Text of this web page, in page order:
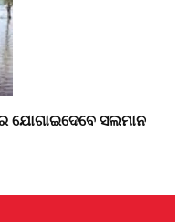
ଯୋଗାଇଦେବେ ସଲମାନ